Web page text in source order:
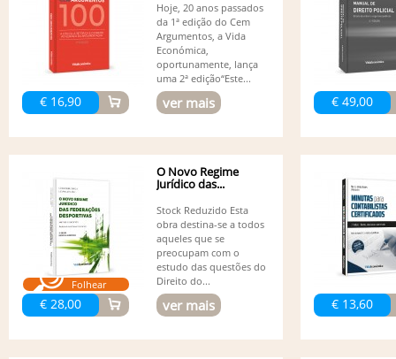
€ 16,90
Hoje, 20 anos passados
da 1ª edição do Cem
Argumentos, a Vida
Económica,
oportunamente, lança
uma 2ª edição“Este...
ver mais € 49,00
Folhear
€ 28,00
O Novo Regime
Jurídico das...
Stock Reduzido Esta
obra destina-se a todos
aqueles que se
preocupam com o
estudo das questões do
Direito do...
ver mais € 13,60